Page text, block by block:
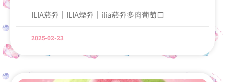
ILIA菸彈│ILIA煙彈│ilia菸彈多肉葡萄口
2025-02-23